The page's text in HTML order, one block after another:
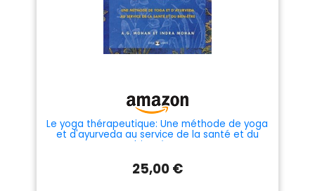
Le yoga thérapeutique: Une méthode de yoga
et d'ayurveda au service de la santé et du
bien-être
25,00 €